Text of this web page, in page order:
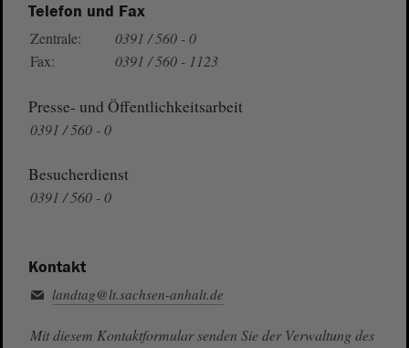
Telefon und Fax
Zentrale:
0391 / 560 - 0
Fax:
0391 / 560 - 1123
Presse- und Öffentlichkeitsarbeit
0391 / 560 - 0
Besucherdienst
0391 / 560 - 0
Kontakt
landtag@lt.sachsen-anhalt.de
Mit diesem Kontaktformular senden Sie der Verwaltung des